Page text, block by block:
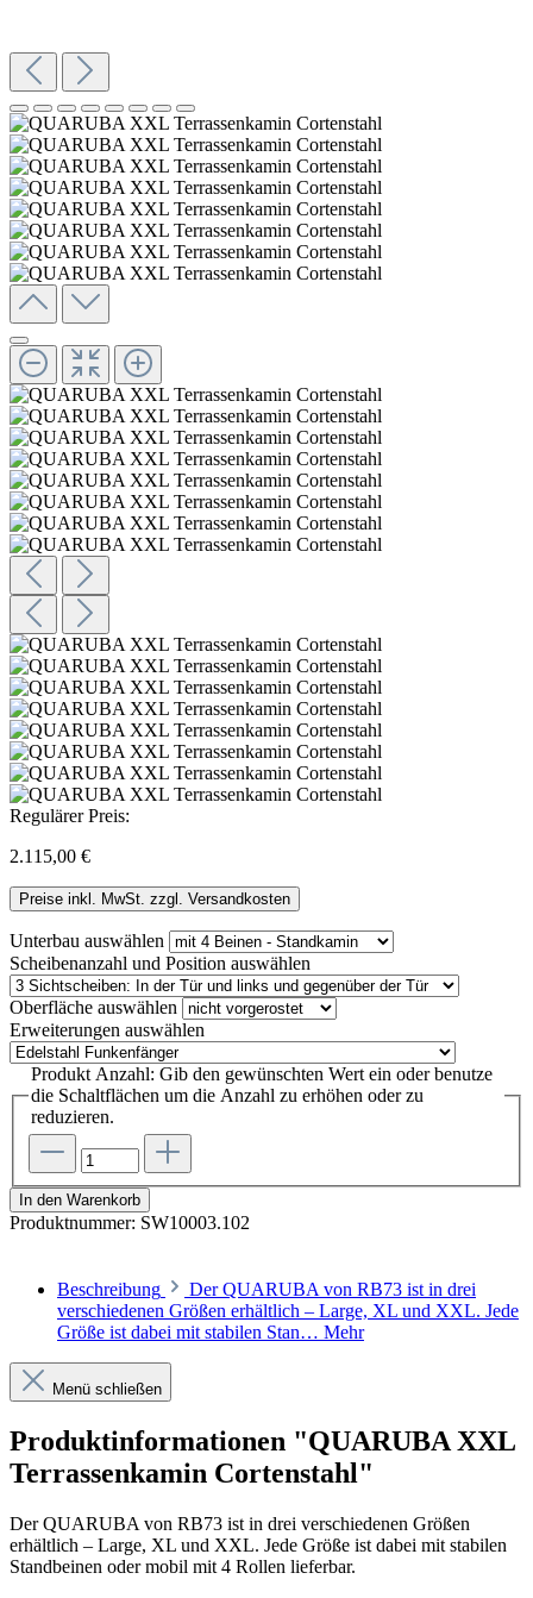
Regulärer Preis:
2.115,00 €
Preise inkl. MwSt. zzgl. Versandkosten
Unterbau auswählen
Scheibenanzahl und Position auswählen
Oberfläche auswählen
Erweiterungen auswählen
Produkt Anzahl: Gib den gewünschten Wert ein oder benutze
die Schaltflächen um die Anzahl zu erhöhen oder zu
reduzieren.
In den Warenkorb
Produktnummer: SW10003.102
Beschreibung
Der QUARUBA von RB73 ist in drei
verschiedenen Größen erhältlich – Large, XL und XXL. Jede
Größe ist dabei mit stabilen Stan… Mehr
Menü schließen
Produktinformationen "QUARUBA XXL
Terrassenkamin Cortenstahl"
Der QUARUBA von RB73 ist in drei verschiedenen Größen
erhältlich – Large, XL und XXL. Jede Größe ist dabei mit stabilen
Standbeinen oder mobil mit 4 Rollen lieferbar.